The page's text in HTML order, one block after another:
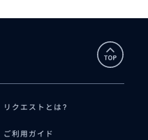
リクエストとは?
ご利用ガイド